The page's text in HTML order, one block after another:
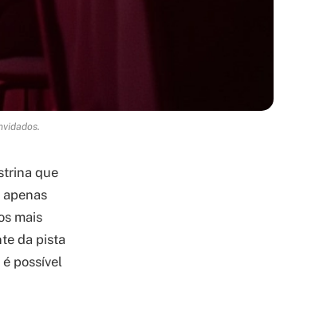
que
mais
da pista
possível